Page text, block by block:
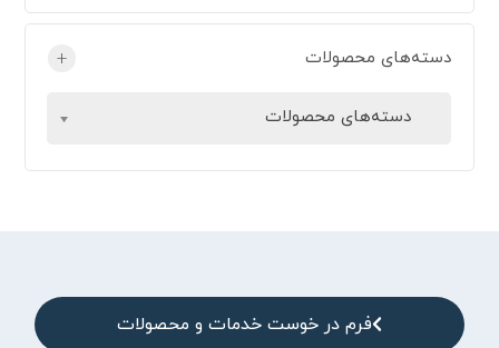
دسته‌های محصولات +
دسته‌های محصولات
فرم در خوست خدمات و محصولات